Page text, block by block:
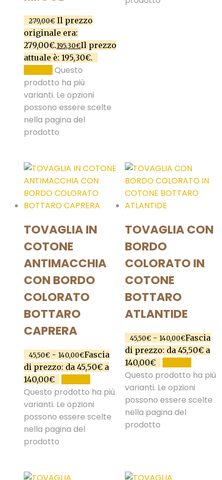
279,00€ Il prezzo
originale era:
279,00€.195,30€Il prezzo
attuale è: 195,30€.
Questo
prodotto ha più
varianti. Le opzioni
possono essere scelte
nella pagina del
prodotto
TOVAGLIA IN
COTONE
ANTIMACCHIA
CON BORDO
COLORATO
BOTTARO
CAPRERA
45,50€ - 140,00€Fascia
di prezzo: da 45,50€ a
140,00€
Questo prodotto ha più
varianti. Le opzioni
possono essere scelte
nella pagina del
prodotto
TOVAGLIA CON
BORDO
COLORATO IN
COTONE
BOTTARO
ATLANTIDE
45,50€ - 140,00€Fascia
di prezzo: da 45,50€ a
140,00€
Questo prodotto ha più
varianti. Le opzioni
possono essere scelte
nella pagina del
prodotto